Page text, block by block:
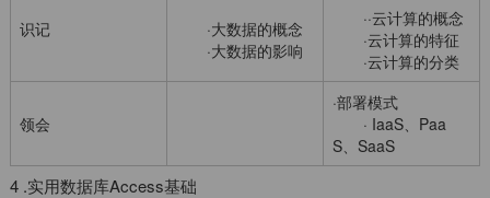
识记
·大数据的概念
·大数据的影响
··云计算的概念
·云计算的特征
·云计算的分类
领会
·部署模式
· IaaS、Paa
S、SaaS
4 .实用数据库Access基础